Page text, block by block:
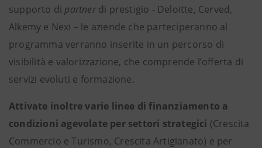
supporto di partnerdi prestigio - Deloitte, Cerved,
Alkemy e Nexi – le aziende che parteciperanno al
programma verranno inserite in un percorso di
visibilità e valorizzazione, che comprende l’offerta di
servizi evoluti e formazione.
Attivate inoltre varie linee di finanziamento a
condizioni agevolate per settori strategici (Crescita
Commercio e Turismo, Crescita Artigianato) e per